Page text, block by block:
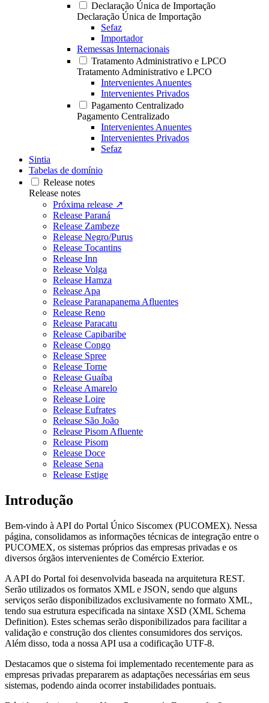
Declaração Única de Importação
Declaração Única de Importação
Sefaz
Importador
Remessas Internacionais
Tratamento Administrativo e LPCO
Tratamento Administrativo e LPCO
Intervenientes Anuentes
Intervenientes Privados
Pagamento Centralizado
Pagamento Centralizado
Intervenientes Anuentes
Intervenientes Privados
Sefaz
Sintia
Tabelas de domínio
Release notes
Release notes
Próxima release ↗
Release Paraná
Release Zambeze
Release Negro/Purus
Release Tocantins
Release Inn
Release Volga
Release Hamza
Release Apa
Release Paranapanema Afluentes
Release Reno
Release Paracatu
Release Capibaribe
Release Congo
Release Spree
Release Torne
Release Guaíba
Release Amarelo
Release Loire
Release Eufrates
Release São João
Release Pisom Afluente
Release Pisom
Release Doce
Release Sena
Release Estige
Introdução
Bem-vindo à API do Portal Único Siscomex (PUCOMEX). Nessa
página, consolidamos as informações técnicas de integração entre o
PUCOMEX, os sistemas próprios das empresas privadas e os
diversos órgãos intervenientes de Comércio Exterior.
A API do Portal foi desenvolvida baseada na arquitetura REST.
Serão utilizados os formatos XML e JSON, sendo que alguns
serviços serão disponibilizados exclusivamente no formato XML,
tendo sua estrutura especificada na sintaxe XSD (XML Schema
Definition). Estes schemas serão disponibilizados para facilitar a
validação e construção dos clientes consumidores dos serviços.
Além disso, toda a nossa API usa a codificação UTF-8.
Destacamos que o sistema foi implementado recentemente para as
empresas privadas prepararem as adaptações necessárias em seus
sistemas, podendo ainda ocorrer instabilidades pontuais.